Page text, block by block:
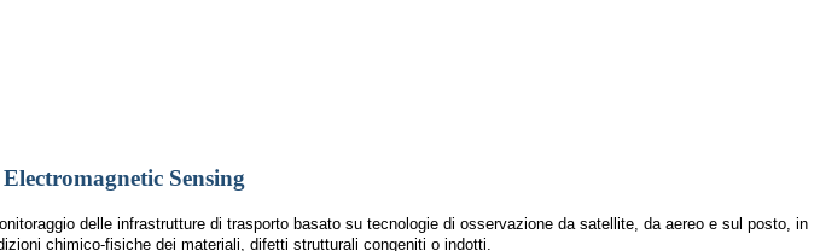
Sensing
delle infrastrutture di trasporto basato su tecnologie di osservazione da satellite, da aereo e sul posto, in
chimico-fisiche dei materiali, difetti strutturali congeniti o indotti.